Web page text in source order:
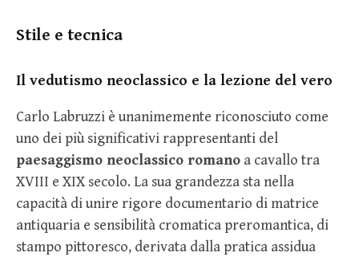
Stile e tecnica
Il vedutismo neoclassico e la lezione del vero
Carlo Labruzzi è unanimemente riconosciuto come
uno dei più significativi rappresentanti del
paesaggismo neoclassico romano a cavallo tra
XVIII e XIX secolo. La sua grandezza sta nella
capacità di unire rigore documentario di matrice
antiquaria e sensibilità cromatica preromantica, di
stampo pittoresco, derivata dalla pratica assidua